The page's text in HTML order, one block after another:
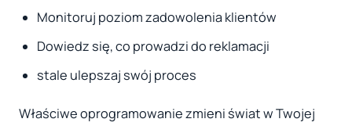
Monitoruj poziom zadowolenia klientów
Dowiedz się, co prowadzi do reklamacji
stale ulepszaj swój proces
Właściwe oprogramowanie zmieni świat w Twojej